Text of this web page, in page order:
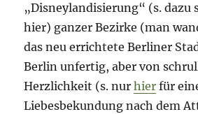
„Disneylandisierung“ (s. dazu
hier) ganzer Bezirke (man
das neu errichtete Berliner
Berlin unfertig, aber von
Herzlichkeit (s. nurhier für
Liebesbekundung nach dem